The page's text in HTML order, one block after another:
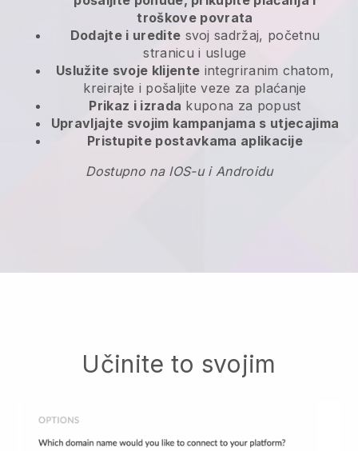
troškove povrata
Dodajte i uredite svoj sadržaj, početnu
stranicu i usluge
Uslužite svoje klijente integriranim chatom,
kreirajte i pošaljite veze za plaćanje
Prikaz i izrada kupona za popust
Upravljajte svojim kampanjama s utjecajima
Pristupite postavkama aplikacije
Dostupno na IOS-u i Androidu
Učinite to svojim